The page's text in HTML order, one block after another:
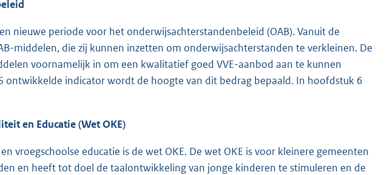
nieuwe periode voor het onderwijsachterstandenbeleid (OAB). Vanuit de
middelen, die zij kunnen inzetten om onderwijsachterstanden te verkleinen. De
voornamelijk in om een kwalitatief goed VVE-aanbod aan te kunnen
ontwikkelde indicator wordt de hoogte van dit bedrag bepaald. In hoofdstuk 6
en Educatie (Wet OKE)
vroegschoolse educatie is de wet OKE. De wet OKE is voor kleinere gemeenten
en heeft tot doel de taalontwikkeling van jonge kinderen te stimuleren en de